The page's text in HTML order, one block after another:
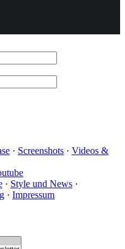
· Screenshots · Videos &
· Style und News ·
· Impressum